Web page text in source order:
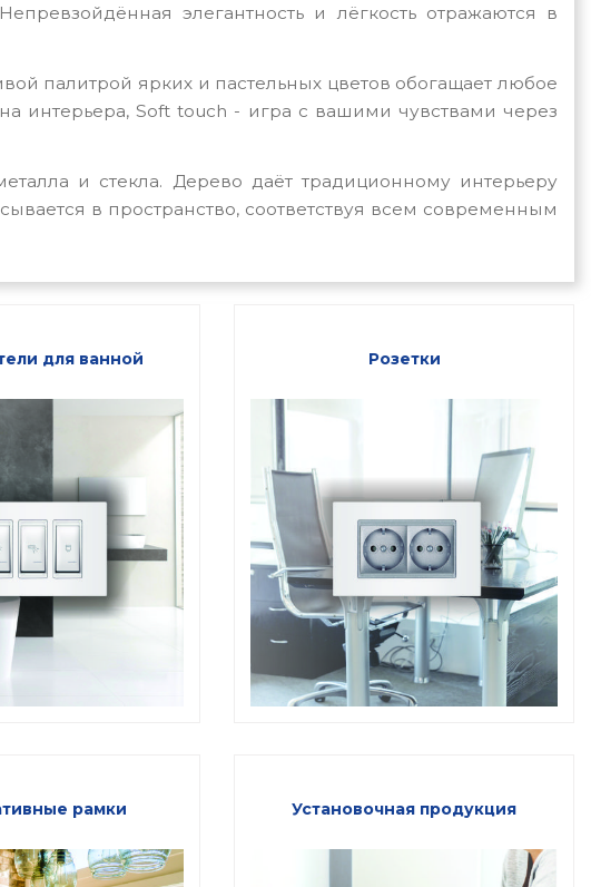
элегантность и лёгкость отражаются в
палитрой ярких и пастельных цветов обогащает любое
интерьера,Soft touch - игра с вашими чувствами через
и стекла. Дерево даёт традиционному интерьеру
в пространство, соответствуя всем современным
для ванной Розетки
рамки Установочная продукция